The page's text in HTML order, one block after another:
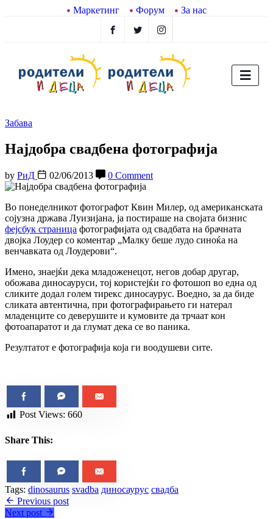
Маркетинг Форум За нас
Забава
Најдобра свадбена фотографија
by РиД 02/06/2013 0 Comment
Во понеделникот фотографот Квин Милер, од американската
сојузна држава Луизијана, ја постираше на својата бизнис
фејсбук страница фотографијата од свадбата на брачната
двојка Лоудер со коментар „Малку беше лудо синоќа на
венчавката од Лоудерови“.
Имено, знаејќи дека младоженецот, негов добар другар,
обожава диносауруси, тој користејќи го фотошоп во една од
сликите додал голем тирекс диносаурус. Воедно, за да биде
сликата автентична, при фотографирањето ги натерал
младенците со деверушите и кумовите да трчаат кон
фотоапаратот и да глумат дека се во паника.
Резултатот е фотографија која ги воодушеви сите.
Post Views: 660
Share This:
Tags: dinosaurus svadba диносаурус свадба
Previous post
Next post